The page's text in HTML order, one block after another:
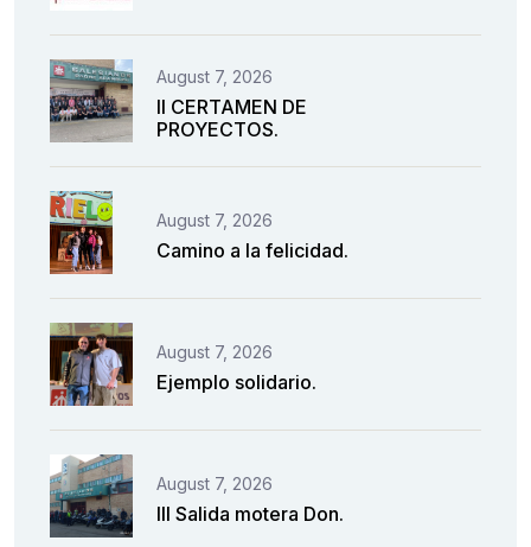
August 7, 2026
II CERTAMEN DE
PROYECTOS.
August 7, 2026
Camino a la felicidad.
August 7, 2026
Ejemplo solidario.
August 7, 2026
III Salida motera Don.